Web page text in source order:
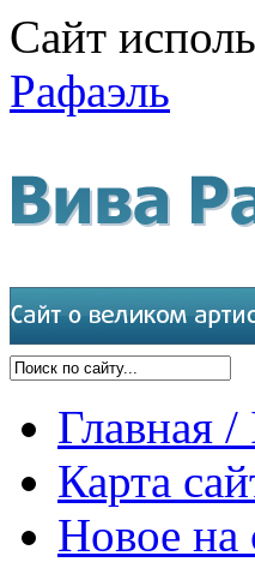
Сайт
Рафаэль
Главная
Карта
Новое на